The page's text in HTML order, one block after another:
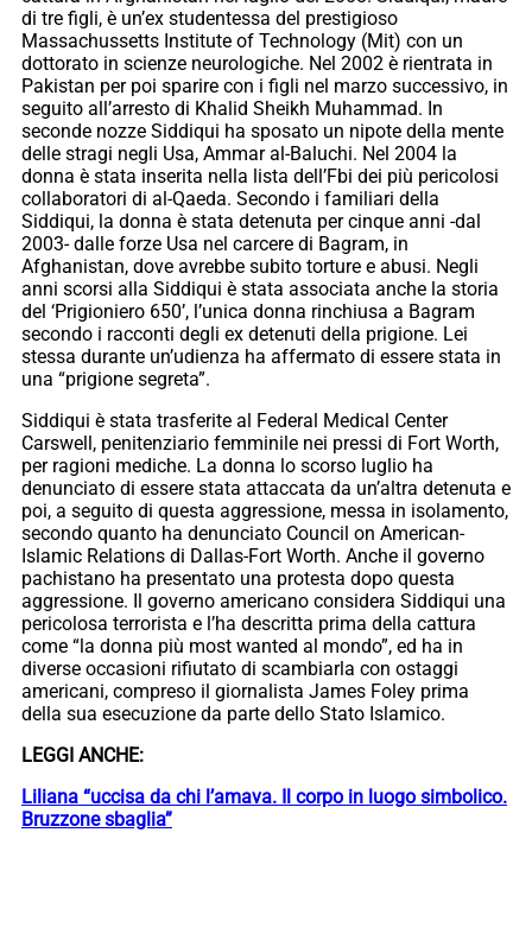
di tre figli, è un’ex studentessa del prestigioso
Massachussetts Institute of Technology (Mit) con un
dottorato in scienze neurologiche. Nel 2002 è rientrata in
Pakistan per poi sparire con i figli nel marzo successivo, in
seguito all’arresto di Khalid Sheikh Muhammad. In
seconde nozze Siddiqui ha sposato un nipote della mente
delle stragi negli Usa, Ammar al-Baluchi. Nel 2004 la
donna è stata inserita nella lista dell’Fbi dei più pericolosi
collaboratori di al-Qaeda. Secondo i familiari della
Siddiqui, la donna è stata detenuta per cinque anni -dal
2003- dalle forze Usa nel carcere di Bagram, in
Afghanistan, dove avrebbe subito torture e abusi. Negli
anni scorsi alla Siddiqui è stata associata anche la storia
del ‘Prigioniero 650’, l’unica donna rinchiusa a Bagram
secondo i racconti degli ex detenuti della prigione. Lei
stessa durante un’udienza ha affermato di essere stata in
una “prigione segreta”.
Siddiqui è stata trasferite al Federal Medical Center
Carswell, penitenziario femminile nei pressi di Fort Worth,
per ragioni mediche. La donna lo scorso luglio ha
denunciato di essere stata attaccata da un’altra detenuta e
poi, a seguito di questa aggressione, messa in isolamento,
secondo quanto ha denunciato Council on American-
Islamic Relations di Dallas-Fort Worth. Anche il governo
pachistano ha presentato una protesta dopo questa
aggressione. Il governo americano considera Siddiqui una
pericolosa terrorista e l’ha descritta prima della cattura
come “la donna più most wanted al mondo”, ed ha in
diverse occasioni rifiutato di scambiarla con ostaggi
americani, compreso il giornalista James Foley prima
della sua esecuzione da parte dello Stato Islamico.
LEGGI ANCHE:
Liliana “uccisa da chi l’amava. Il corpo in luogo simbolico.
Bruzzone sbaglia”